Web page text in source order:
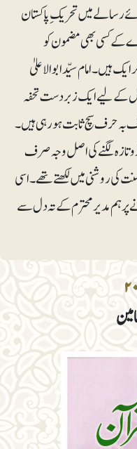
رسالے میں تحریک ِ پاکستان
کے کسی بھی مضمون کو
ہیں۔ امام سیّدابوالاعلیٰ
کے لیے ایک زبردست تحفہ
حرف بہ حرف سچ ثابت ہورہی ہیں۔
لگنے کی اصل وجہ صرف
کی روشنی میں لکھتے تھے۔ اسی
پر ہم مدیر محترم کے تہ دل سے